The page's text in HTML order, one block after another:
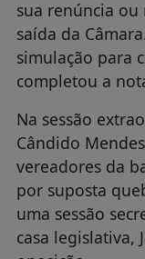
sua renúncia
saída da
simulação para
completou a
Na sessão
Cândido
vereadores da
por suposta
uma sessão
casa legislativa,